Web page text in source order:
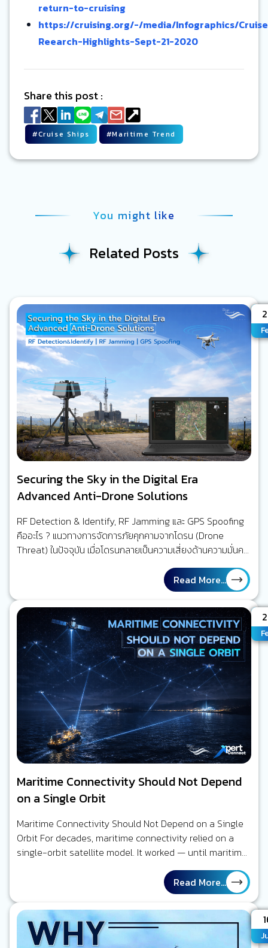
return-to-cruising
https://cruising.org/-/media/Infographics/
Reearch-Highlights-Sept-21-2020
Share this post :
#Cruise Ships #Maritime Trend
You might like
Related Posts
Securing the Sky in the Digital Era
Advanced Anti-Drone Solutions
RF Detection & Identify, RF Jamming และ GPS Spoofing
คืออะไร ? แนวทางการจัดการภัยคุกคามจากโดรน (Drone
Threat) ในปัจจุบัน เมื่อโดรนกลายเป็นความเสี่ยงด้านความมั่นคง
Aerial Vehicle) ได้เปลี่ยนจากเทคโนโลยีเฉพาะทางทหาร กลาย
เป็นอุปกรณ์เชิงพาณิชย์ที่ใครก็สามารถซื้อใช้งานได้ง่าย ไม่ว่าจะ
เป็นงานถ่ายภาพ…
Read More...
Maritime Connectivity Should Not Depend
on a Single Orbit
Maritime Connectivity Should Not Depend on a Single
Orbit For decades, maritime connectivity relied on a
single-orbit satellite model. It worked — until maritime
Read More...